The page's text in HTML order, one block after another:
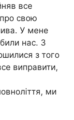
все
про свою
У мене
нас. З
з того
виправити,
ми